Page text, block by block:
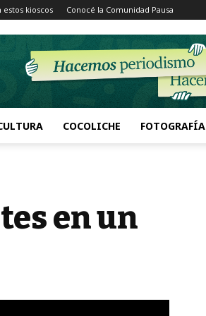
estos kioscos Conocé la Comunidad Pausa
COCOLICHE FOTOGRAFÍA
en un